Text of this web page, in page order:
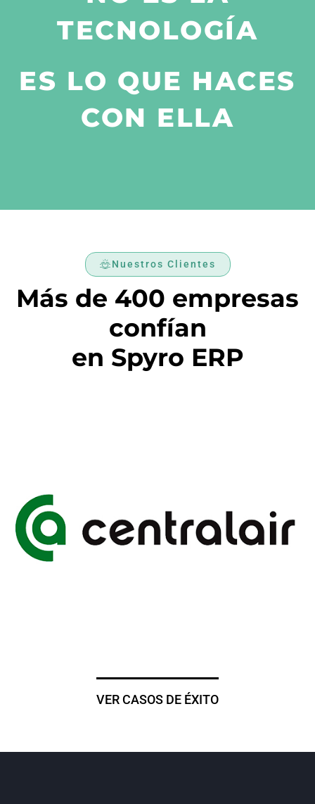
TECNOLOGÍA
ES LO QUE HACES
CON ELLA
Nuestros Clientes
Más de 400 empresas
confían
en Spyro ERP
VER CASOS DE ÉXITO